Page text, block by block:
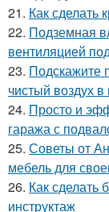
21. Как сделать
22. Подземная
вентиляцией
23. Подскажите
чистый воздух
24. Просто и
гаража с
25. Советы от
мебель для
26. Как сделать
инструктаж